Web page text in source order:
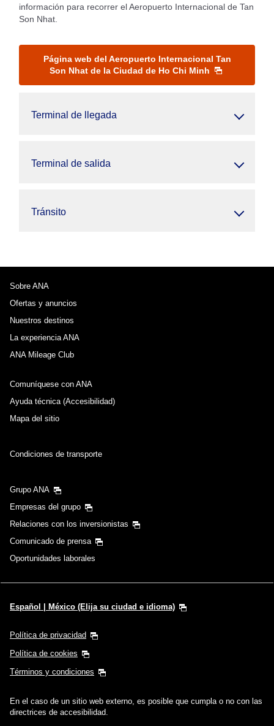
información para recorrer el Aeropuerto Internacional de Tan
Son Nhat.
Página web del Aeropuerto Internacional Tan
Son Nhat de la Ciudad de Ho Chi Minh
Terminal de llegada
Terminal de salida
Tránsito
Sobre ANA
Ofertas y anuncios
Nuestros destinos
La experiencia ANA
ANA Mileage Club
Comuníquese con ANA
Ayuda técnica (Accesibilidad)
Mapa del sitio
Condiciones de transporte
Grupo ANA
Empresas del grupo
Relaciones con los inversionistas
Comunicado de prensa
Oportunidades laborales
Español | México (Elija su ciudad e idioma)
Política de privacidad
Política de cookies
Términos y condiciones
En el caso de un sitio web externo, es posible que cumpla o no con las
directrices de accesibilidad.